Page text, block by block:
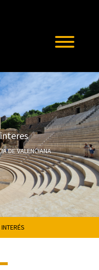
DE VALENCIANA